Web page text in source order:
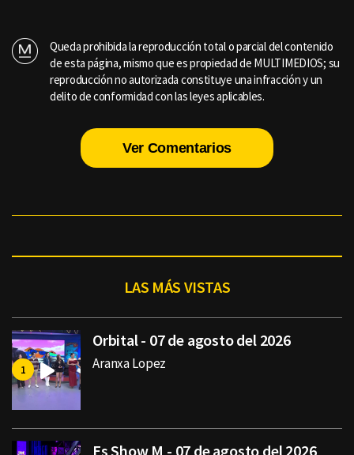
Queda prohibida la reproducción total o parcial del contenido
de esta página, mismo que es propiedad de MULTIMEDIOS; su
reproducción no autorizada constituye una infracción y un
delito de conformidad con las leyes aplicables.
Ver Comentarios
LAS MÁS VISTAS
Orbital - 07 de agosto del 2026
Aranxa Lopez
Es Show M - 07 de agosto del 2026